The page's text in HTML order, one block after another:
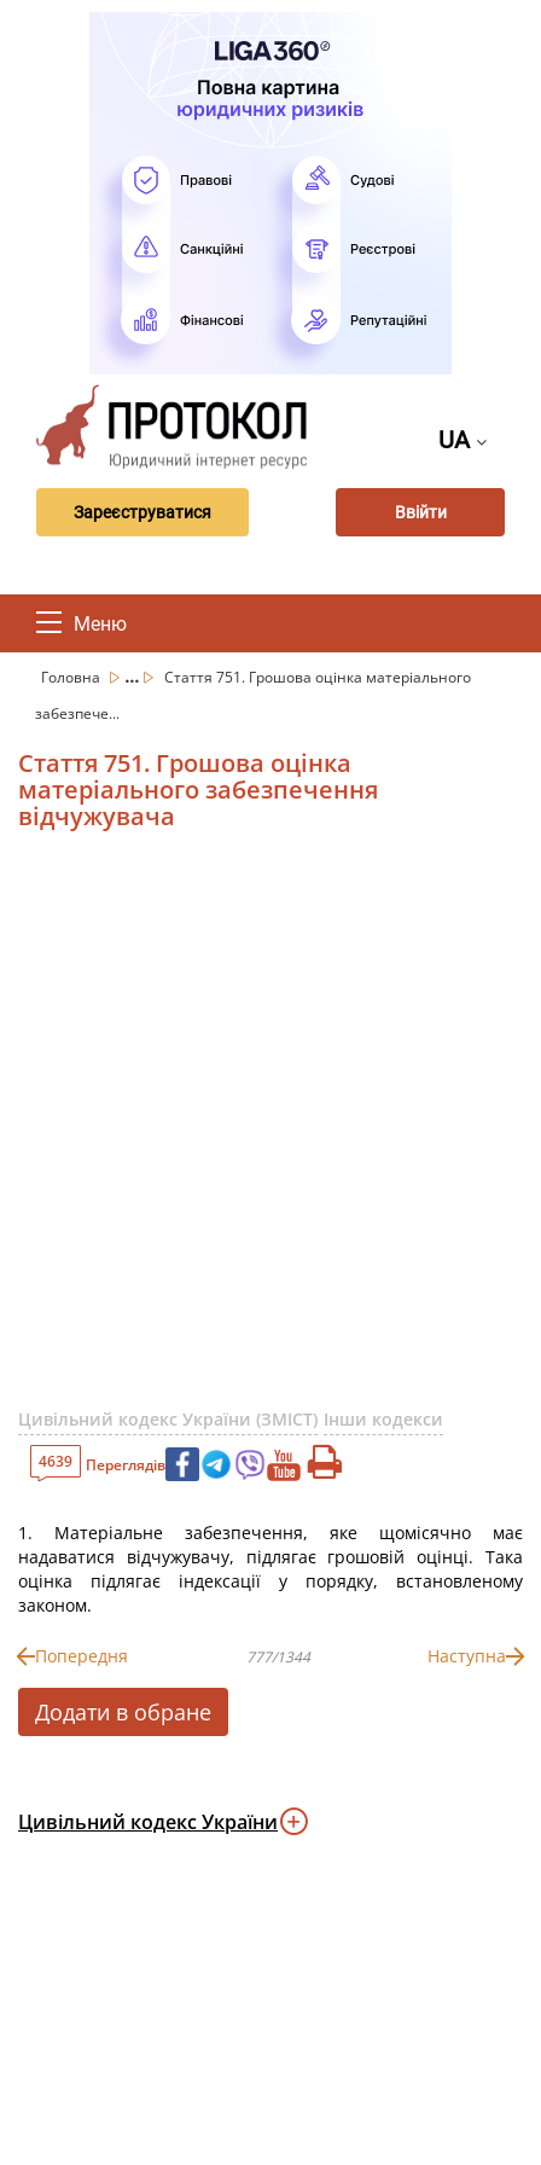
UA
Зареєструватися Ввійти
Меню
Головна ...
Стаття 751. Грошова оцінка матеріального
забезпече...
Стаття 751. Грошова оцінка
матеріального забезпечення
відчужувача
Цивільний кодекс України (ЗМІСТ) Інши кодекси
4639 Переглядів
1. Матеріальне забезпечення, яке щомісячно має
надаватися відчужувачу, підлягає грошовій оцінці. Така
оцінка підлягає індексації у порядку, встановленому
законом.
Попередня 777/1344 Наступна
Додати в обране
Цивільний кодекс України